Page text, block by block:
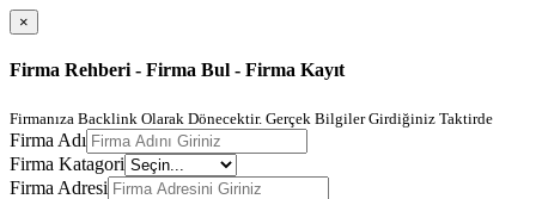
×
Firma Rehberi - Firma Bul - Firma Kayıt
Firmanıza Backlink Olarak Dönecektir. Gerçek Bilgiler Girdiğiniz Taktirde
Firma Adı
Firma Katagori
Firma Adresi